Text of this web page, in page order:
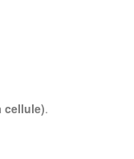
cellule).